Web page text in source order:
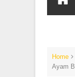
Home
Ayam